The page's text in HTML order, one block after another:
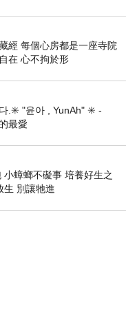
輕輕放下的罪證
經 每個心房都是一座寺院
在 心不拘於形
.✳️ "윤아 , YunAh" ✳️ -
最愛
蟑螂不礙事 培養好生之
生 別讓牠進